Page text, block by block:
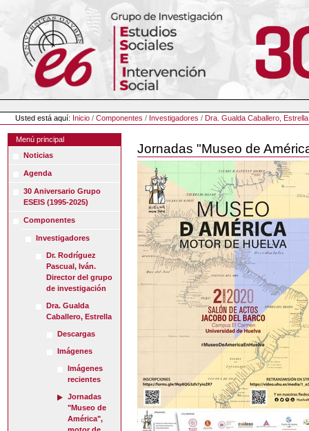
contenido.
navegación
Herramientas
Personales
Usted está aquí: Inicio /Componentes / Investigadores /Dra. Gualda Caballero, Estrella
Menú principal
Noticias
Agenda
30 Aniversario Grupo
ESEIS (1995-2025)
Componentes
Investigadores
Dr. Rodríguez
Pascual, Iván.
Director del grupo
de investigación
Dra. Gualda
Caballero, Estrella
Descargas
Imágenes
Imágenes
recientes
Jornadas
"Museo de
América",
Jornadas "Museo de